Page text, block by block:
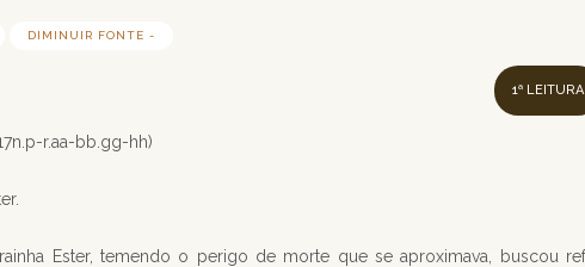
DIMINUIR FONTE -
1ª LEITURA
r.aa-bb.gg-hh)
Ester, temendo o perigo de morte que se aproximava, buscou